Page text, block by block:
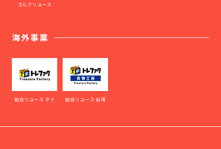
ゴルフリユース
海外事業
総合リユース タイ 総合リユース 台湾